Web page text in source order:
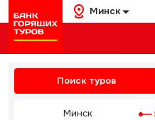
Минск
Поиск туров
Минск